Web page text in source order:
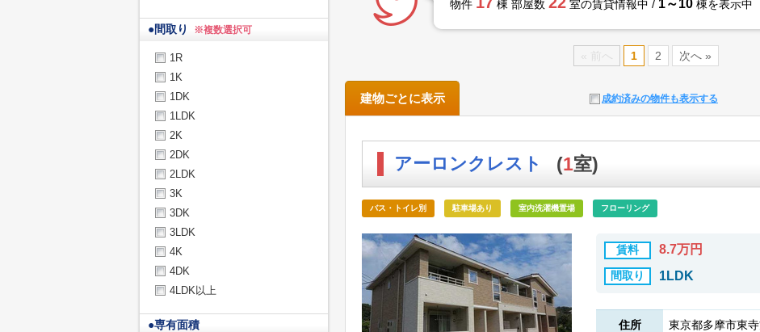
物件
棟 部屋数 室の賃貸情報中 / 1～10 棟を表示中
« 前へ 1 2 次へ »
成約済みの物件も表示する
建物ごとに表示
アーロンクレスト (1室)
バス・トイレ別 駐車場あり 室内洗濯機置場 フローリング
賃料 8.7万円
間取り 1LDK
住所 東京都多摩市東
●間取り ※複数選択可
1R
1K
1DK
1LDK
2K
2DK
2LDK
3K
3DK
3LDK
4K
4DK
4LDK以上
●専有面積